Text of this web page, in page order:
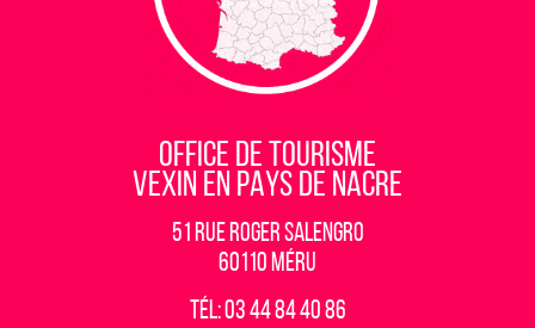
OFFICE DE TOURISME
VEXIN EN PAYS DE NACRE
51 rue Roger Salengro
60110 Méru
Tél: 03 44 84 40 86